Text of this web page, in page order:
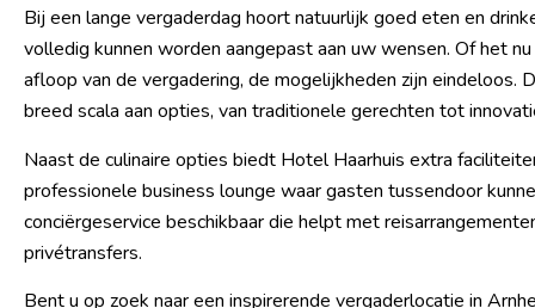
Bij een lange vergaderdag hoort natuurlijk goed eten en
volledig kunnen worden aangepast aan uw wensen. Of het
afloop van de vergadering, de mogelijkheden zijn
breed scala aan opties, van traditionele gerechten tot
Naast de culinaire opties biedt Hotel Haarhuis extra
professionele business lounge waar gasten tussendoor
conciërgeservice beschikbaar die helpt met
privétransfers.
Bent u op zoek naar een inspirerende vergaderlocatie in